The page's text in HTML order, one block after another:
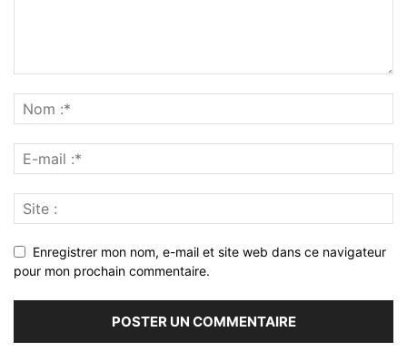
Enregistrer mon nom, e-mail et site web dans ce navigateur
pour mon prochain commentaire.